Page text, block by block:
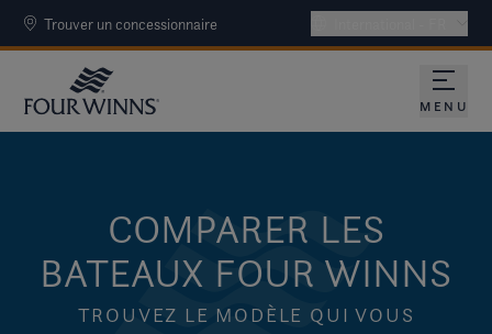
Trouver un concessionnaire
MENU
COMPARER LES
BATEAUX FOUR WINNS
TROUVEZ LE MODÈLE QUI VOUS